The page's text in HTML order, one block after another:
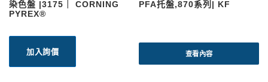
染色盤 |3175｜ CORNING
PYREX®
加入詢價
PFA托盤,870系列| KF
查看內容